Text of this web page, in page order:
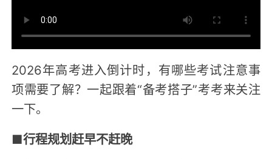
2026年高考进入倒计时，有哪些考试注意事
项需要了解？一起跟着“备考搭子”考考来关注
一下。
■行程规划赶早不赶晚